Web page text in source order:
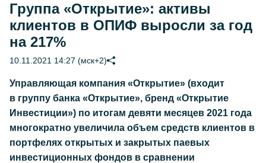
Группа «Открытие»: активы
клиентов в ОПИФ выросли за год
на 217%
10.11.2021 14:27 (мск+2)
Управляющая компания «Открытие» (входит
в группу банка «Открытие», бренд «Открытие
Инвестиции») по итогам девяти месяцев 2021 года
многократно увеличила объем средств клиентов в
портфелях открытых и закрытых паевых
инвестиционных фондов в сравнении